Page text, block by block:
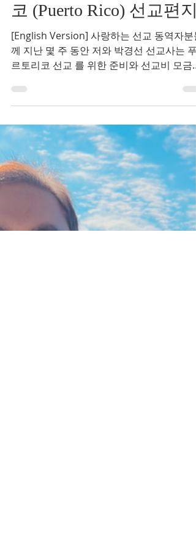
2월 16일
1분 분량
두번째- 푸에르토리
코 (Puerto Rico) 선교편지
께 지난 몇 주 동안 저와 박경선 선교사는 푸에
르토리코 선교 를 위한 준비와 선교비 모금을
진행 하고 있습니다. 지난겨울 동안 2026학
봄학기 사역비도 모금이 되지 않은 상황에서
3월 선교 모금이 어려우니 포기하는 게 좋겠
다는 생각이 들기도 하지만, 함께 가기로 한
생들도 어려운 상황에서 기도하며 모금을 하
고 있기에 저희들도 마지막까지 주님께 이 모